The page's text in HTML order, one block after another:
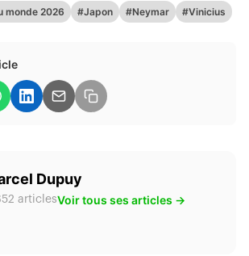
monde 2026 #Japon #Neymar #Vinicius
Dupuy
articlesVoir tous ses articles →